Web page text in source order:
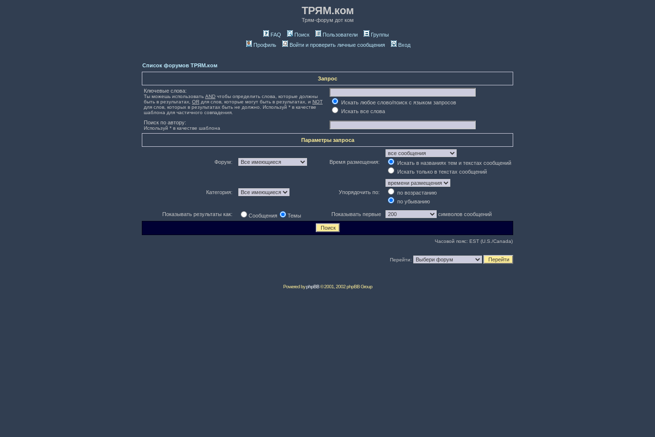
ТРЯМ.ком
Трям-форум дот ком
FAQ Поиск Пользователи
Группы
Профиль
Войти и проверить личные сообщения Вход
Список форумов ТРЯМ.ком
Запрос
Ключевые слова:
Ты можешь использовать AND чтобы определить слова, которые должны
быть в результатах, OR для слов, которые могут быть в результатах, и NOT
для слов, которых в результатах быть не должно. Используй * в качестве
шаблона для частичного совпадения.
Искать любое слово/поиск с языком запросов
Искать все слова
Поиск по автору:
Используй * в качестве шаблона
Параметры запроса
Форум: Время размещения:
Искать в названиях тем и текстах сообщений
Искать только в текстах сообщений
Категория: Упорядочить по:
по возрастанию
по убыванию
Показывать результаты как: Сообщения Темы Показывать первые символов сообщений
Часовой пояс: EST (U.S./Canada)
Перейти:
Powered byphpBB© 2001, 2002 phpBB Group